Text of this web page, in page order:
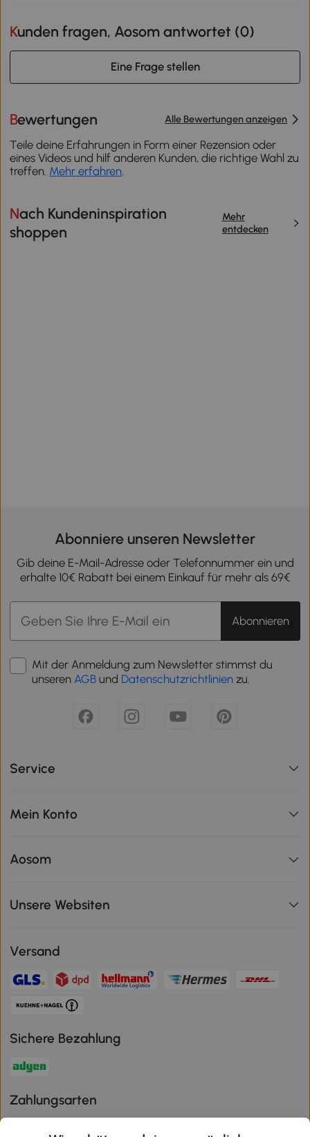
Kunden fragen, Aosom antwortet (0)
Eine Frage stellen
Bewertungen Alle Bewertungen anzeigen
Teile deine Erfahrungen in Form einer Rezension oder
eines Videos und hilf anderen Kunden, die richtige Wahl zu
treffen. Mehr erfahren.
Nach Kundeninspiration
shoppen
Mehr
entdecken
Abonniere unseren Newsletter
Gib deine E-Mail-Adresse oder Telefonnummer ein und
erhalte 10€ Rabatt bei einem Einkauf für mehr als 69€
Abonnieren
Mit der Anmeldung zum Newsletter stimmst du
unseren AGB und Datenschutzrichtlinien zu.
Service
Mein Konto
Aosom
Unsere Websiten
Versand
Sichere Bezahlung
Zahlungsarten